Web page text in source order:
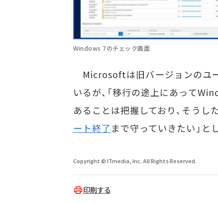
Windows 7のチェック画面
Microsoftは旧バージョンのユ
いるが、「移行の途上にあって
あることは把握しており、そう
ート終了 まで守っていきたい」と
Copyright © ITmedia, Inc. All Rights Reserved.
印刷する